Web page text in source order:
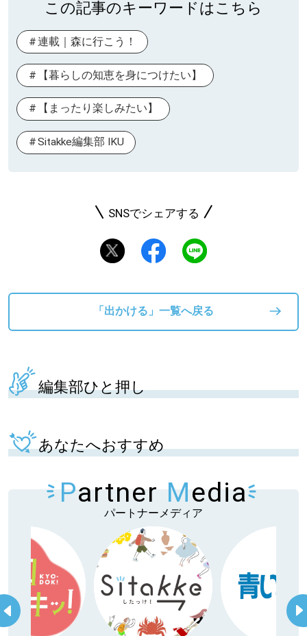
この記事のキーワードはこちら
連載｜森に行こう！
【暮らしの知恵を身につけたい】
【まったり楽しみたい】
Sitakke編集部 IKU
SNSでシェアする
「出かける」一覧へ戻る
編集部ひと押し
あなたへおすすめ
Partner Media
パートナーメディア